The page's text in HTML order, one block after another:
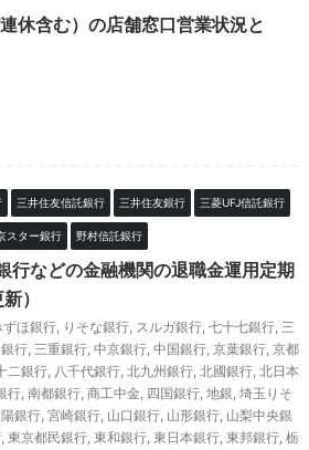
休含む）の店舗窓口営業状況と
三井住友信託銀行 三井住友銀行 三菱UFJ信託銀行
スター銀行 野村信託銀行
行などの金融機関の退職金運用定期
）
ずほ銀行, りそな銀行, スルガ銀行, 七十七銀行, 三
行, 三重銀行, 中京銀行, 中国銀行, 京葉銀行, 京都
二銀行, 八千代銀行, 北九州銀行, 北國銀行, 北日本
行, 南都銀行, 商工中金, 四国銀行, 地銀, 埼玉りそ
銀行, 宮崎銀行, 山口銀行, 山形銀行, 山梨中央銀
, 東京都民銀行, 東和銀行, 東日本銀行, 東邦銀行, 栃